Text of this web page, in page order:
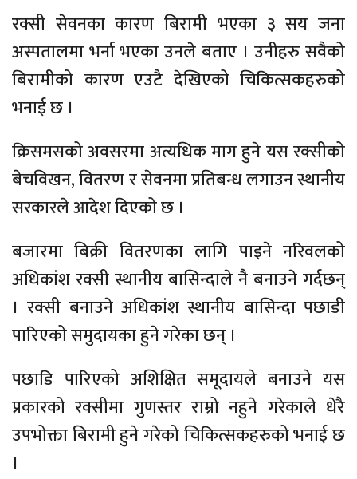
रक्सी सेवनका कारण बिरामी भएका ३ सय जना
अस्पतालमा भर्ना भएका उनले बताए । उनीहरु सवैको
बिरामीको कारण एउटै देखिएको चिकित्सकहरुको
भनाई छ ।
क्रिसमसको अवसरमा अत्यधिक माग हुने यस रक्सीको
बेचविखन, वितरण र सेवनमा प्रतिबन्ध लगाउन स्थानीय
सरकारले आदेश दिएको छ ।
बजारमा बिक्री वितरणका लागि पाइने नरिवलको
अधिकांश रक्सी स्थानीय बासिन्दाले नै बनाउने गर्दछन्
। रक्सी बनाउने अधिकांश स्थानीय बासिन्दा पछाडी
पारिएको समुदायका हुने गरेका छन् ।
पछाडि पारिएको अशिक्षित समूदायले बनाउने यस
प्रकारको रक्सीमा गुणस्तर राम्रो नहुने गरेकाले धेरै
उपभोक्ता बिरामी हुने गरेको चिकित्सकहरुको भनाई छ
।